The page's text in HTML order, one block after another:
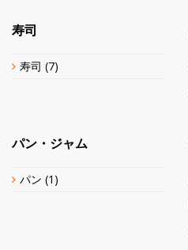
寿司
寿司 (7)
パン・ジャム
パン (1)